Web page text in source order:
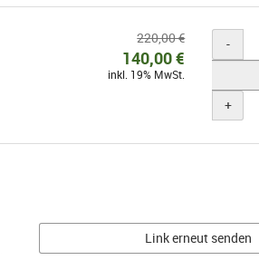
Ursprünglicher
Preis:
220,00 €
Neuer
Preis:
140,00 €
inkl. 19% MwSt.
Menge
-
+
Link erneut senden